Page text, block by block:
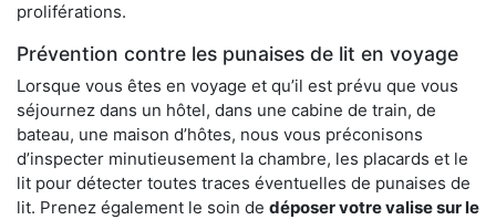
proliférations.
Prévention contre les punaises de lit en voyage
Lorsque vous êtes en voyage et qu’il est prévu que vous
séjournez dans un hôtel, dans une cabine de train, de
bateau, une maison d’hôtes, nous vous préconisons
d’inspecter minutieusement la chambre, les placards et le
lit pour détecter toutes traces éventuelles de punaises de
lit. Prenez également le soin de déposer votre valise sur le